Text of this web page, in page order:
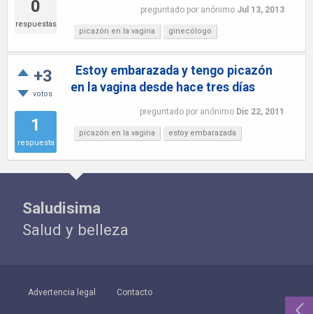
0
respuestas
preguntado por anónimo Jul 13, 2013
picazón en la vagina ginecólogo
+3
votos
1
respuesta
Estoy embarazada y tengo picazón
en la vagina desde hace tres días
preguntado por anónimo Dic 22, 2011
picazón en la vagina estoy embarazada
Saludisima
Salud y belleza
Advertencia legal Contacto